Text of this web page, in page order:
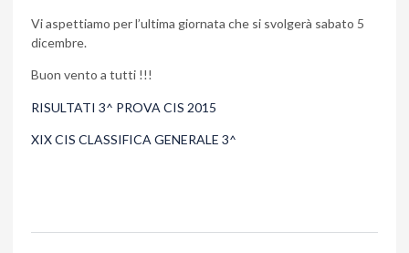
Vi aspettiamo per l’ultima giornata che si svolgerà sabato 5
dicembre.
Buon vento a tutti !!!
RISULTATI 3^ PROVA CIS 2015
XIX CIS CLASSIFICA GENERALE 3^